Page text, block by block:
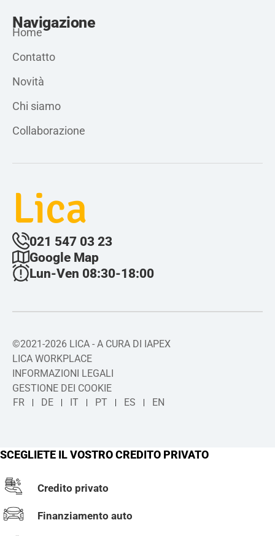
Navigazione
Home
Contatto
Novità
Chi siamo
Collaborazione
Lica
021 547 03 23
Google Map
Lun-Ven 08:30-18:00
©2021-2026 LICA - A CURA DI IAPEX
LICA WORKPLACE
INFORMAZIONI LEGALI
GESTIONE DEI COOKIE
FR
DE IT PT ES EN
SCEGLIETE IL VOSTRO CREDITO PRIVATO
Credito privato
Finanziamento auto